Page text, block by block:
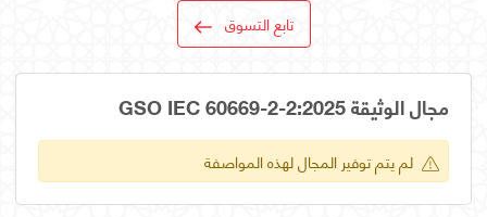
تابع التسوق
مجال الوثيقة GSO IEC 60669-2-2:2025
لم يتم توفير المجال لهذه المواصفة